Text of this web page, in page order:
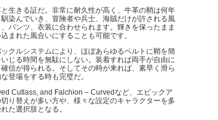
生きる証だ。非常に耐久性が高く、牛革の鞘は何年
染んでいき、冒険者や兵士、海賊だけが許される風
パンツ、衣装に合わせられます。輝きを保ったまま
まれた風合いにすることも可能です。
クルシステムにより、ほぼあらゆるベルトに鞘を簡
じる時間を無駄にしない。装着すれば両手が自由に
信が得られる。そしてその時が来れば、素早く滑ら
登場をする時も完璧だ。
Cutlass, and Falchion – Curvedなど、エピックア
り替えが多い方や、様々な設定のキャラクターを多
た選択肢となる。